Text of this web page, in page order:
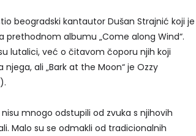
beogradski kantautor Dušan Strajnić koji je
albumu „Come along Wind“.
lutalici, već o čitavom čoporu njih koji
ali „Bark at the Moon“ je Ozzy
mnogo odstupili od zvuka s njihovih
Malo su se odmakli od tradicionalnih